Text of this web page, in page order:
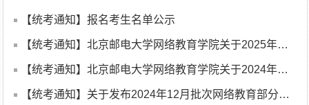
【统考通知】报名考生名单公示
【统考通知】北京邮电大学网络教育学院关于2025年6月批次网络教育 《大学英语B》统考工作安排的通知
【统考通知】北京邮电大学网络教育学院关于2024年12月批次网络教育部分公共基础课统一考试违纪作弊情况的通报
【统考通知】关于发布2024年12月批次网络教育部分公共基础课全国统一考试成绩的通知